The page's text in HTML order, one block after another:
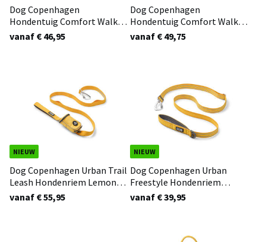
Dog Copenhagen
Hondentuig Comfort Walk
Air Lemon 3.0
vanaf € 46,95
Dog Copenhagen
Hondentuig Comfort Walk
Pro Lemon 3.0
vanaf € 49,75
NIEUW
Dog Copenhagen Urban Trail
Leash Hondenriem Lemon
3.0
vanaf € 55,95
NIEUW
Dog Copenhagen Urban
Freestyle Hondenriem
Lemon 3.0
vanaf € 39,95